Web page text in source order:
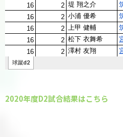
2020年度D2試合結果はこちら